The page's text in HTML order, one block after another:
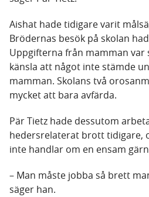
Aishat hade tidigare varit
Brödernas besök på skolan
Uppgifterna från mamman var
känsla att något inte stämde
mamman. Skolans två
mycket att bara avfärda.
Pär Tietz hade dessutom
hedersrelaterat brott tidigare,
inte handlar om en ensam
– Man måste jobba så brett
säger han.